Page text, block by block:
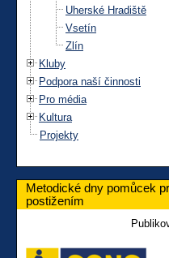
Uherské Hradiště
Vsetín
Zlín
Kluby
Podpora naší činnosti
Pro média
Kultura
Projekty
Metodické dny pomůcek
postižením